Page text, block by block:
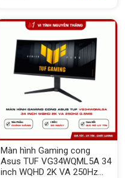
Màn hình Gaming cong
Asus TUF VG34WQML5A 34
inch WQHD 2K VA 250Hz